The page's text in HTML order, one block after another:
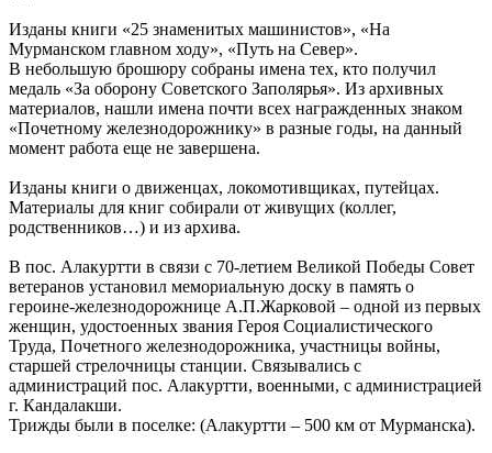
Изданы книги «25 знаменитых машинистов», «На
Мурманском главном ходу», «Путь на Север».
В небольшую брошюру собраны имена тех, кто получил
медаль «За оборону Cоветского Заполярья». Из архивных
материалов, нашли имена почти всех награжденных знаком
«Почетному железнодорожнику» в разные годы, на данный
момент работа еще не завершена.
Изданы книги о движенцах, локомотивщиках, путейцах.
Материалы для книг собирали от живущих (коллег,
родственников…) и из архива.
В пос. Алакуртти в связи с 70-летием Великой Победы Совет
ветеранов установил мемориальную доску в память о
героине-железнодорожнице А.П.Жарковой – одной из первых
женщин, удостоенных звания Героя Социалистического
Труда, Почетного железнодорожника, участницы войны,
старшей стрелочницы станции. Связывались с
администраций пос. Алакуртти, военными, с администрацией
г. Кандалакши.
Трижды были в поселке: (Алакуртти – 500 км от Мурманска).